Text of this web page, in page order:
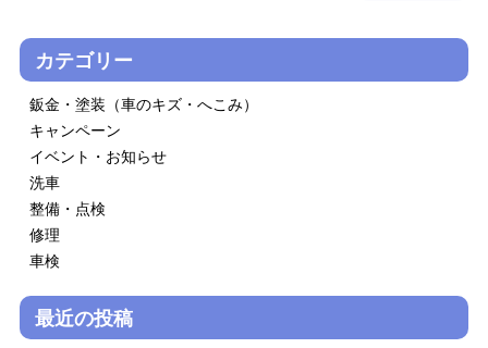
カテゴリー
鈑金・塗装（車のキズ・へこみ）
キャンペーン
イベント・お知らせ
洗車
整備・点検
修理
車検
最近の投稿